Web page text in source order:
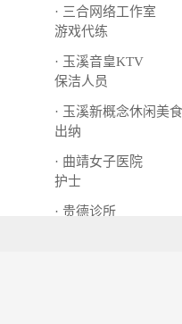
· 三合网络工作室
游戏代练
· 玉溪音皇KTV
保洁人员
· 玉溪新概念休闲美
出纳
· 曲靖女子医院
护士
· 贵德诊所